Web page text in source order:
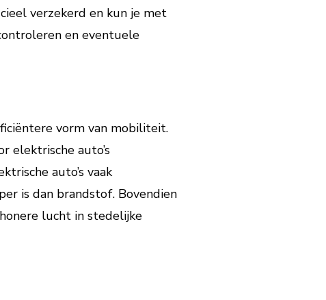
verzekerd en kun je met
en eventuele
vorm van mobiliteit.
elektrische auto’s
auto’s vaak
is dan brandstof. Bovendien
lucht in stedelijke